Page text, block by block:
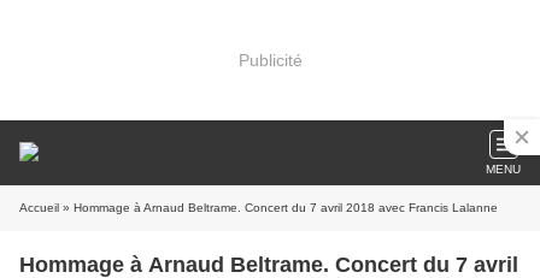
Publicité
MENU
Accueil » Hommage à Arnaud Beltrame. Concert du 7 avril 2018 avec Francis Lalanne
Hommage à Arnaud Beltrame. Concert du 7 avril